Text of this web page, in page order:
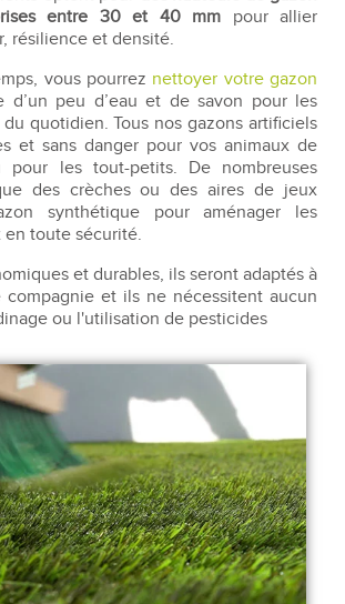
entre 30 et 40 mm pour allier
résilience et densité.
vous pourrez nettoyer votre gazon
d’un peu d’eau et de savon pour les
quotidien. Tous nos gazons artificiels
et sans danger pour vos animaux de
pour les tout-petits. De nombreuses
des crèches ou des aires de jeux
synthétique pour aménager les
en toute sécurité.
et durables, ils seront adaptés à
compagnie et ils ne nécessitent aucun
ou l'utilisation de pesticides